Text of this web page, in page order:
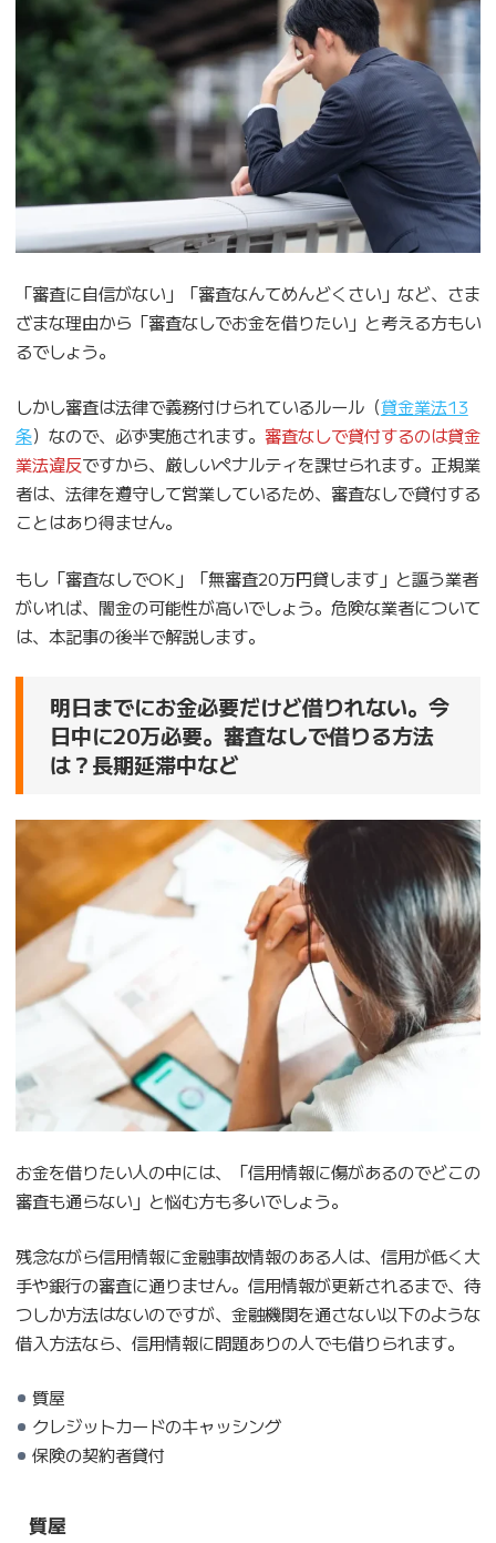
「審査に自信がない」「審査なんてめんどくさい」など、さま
ざまな理由から「審査なしでお金を借りたい」と考える方もい
るでしょう。
しかし審査は法律で義務付けられているルール（貸金業法13
条）なので、必ず実施されます。 審査なしで貸付するのは貸金
業法違反ですから、厳しいペナルティを課せられます。正規業
者は、法律を遵守して営業しているため、審査なしで貸付する
ことはあり得ません。
もし「審査なしでOK」「無審査20万円貸します」と謳う業者
がいれば、闇金の可能性が高いでしょう。危険な業者について
は、本記事の後半で解説します。
明日までにお金必要だけど借りれない。今
日中に20万必要。審査なしで借りる方法
は？長期延滞中など
お金を借りたい人の中には、「信用情報に傷があるのでどこの
審査も通らない」と悩む方も多いでしょう。
残念ながら信用情報に金融事故情報のある人は、信用が低く大
手や銀行の審査に通りません。信用情報が更新されるまで、待
つしか方法はないのですが、金融機関を通さない以下のような
借入方法なら、信用情報に問題ありの人でも借りられます。
質屋
クレジットカードのキャッシング
保険の契約者貸付
質屋